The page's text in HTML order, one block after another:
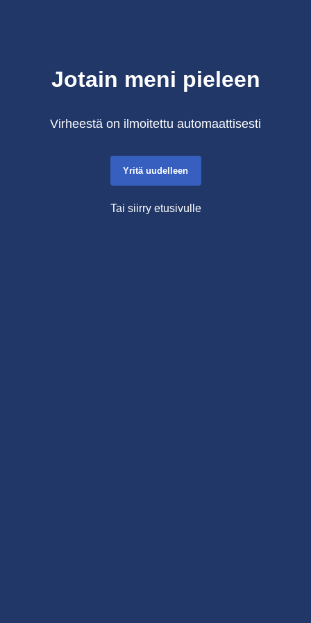
Jotain meni pieleen
Virheestä on ilmoitettu automaattisesti
Yritä uudelleen
Tai siirry etusivulle